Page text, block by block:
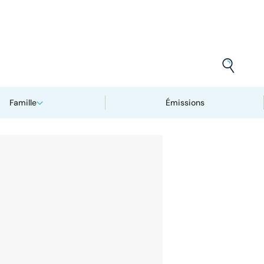
Famille Émissions